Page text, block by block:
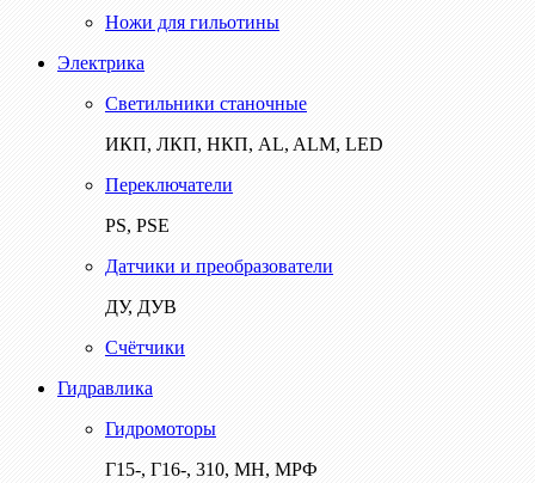
Ножи для гильотины
Электрика
Светильники станочные
ИКП, ЛКП, НКП, AL, ALM, LED
Переключатели
PS, PSE
Датчики и преобразователи
ДУ, ДУВ
Счётчики
Гидравлика
Гидромоторы
Г15-, Г16-, 310, МН, МРФ